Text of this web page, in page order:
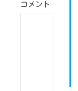
コメント